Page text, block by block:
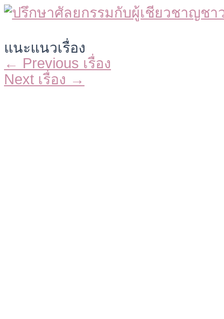
แนะแนวเรื่อง
← Previous เรื่อง
Next เรื่อง →